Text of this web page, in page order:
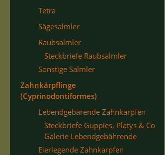
Tetra
Sägesalmler
Raubsalmler
Steckbriefe Raubsalmler
Sonstige Salmler
Zahnkärpflinge
(Cyprinodontiformes)
Lebendgebärende Zahnkarpfen
Steckbriefe Guppies, Platys & Co
Galerie Lebendgebährende
Eierlegende Zahnkarpfen